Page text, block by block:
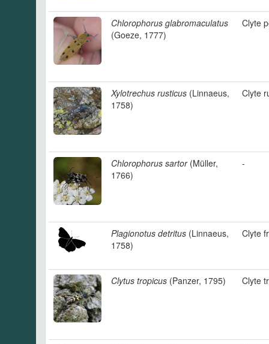
Chlorophorus glabromaculatus
(Goeze, 1777)
Clyte
Xylotrechus rusticus (Linnaeus,
1758)
Clyte
Chlorophorus sartor(Müller,
1766)
-
Plagionotus detritus (Linnaeus,
1758)
Clyte
Clytus tropicus (Panzer, 1795) Clyte